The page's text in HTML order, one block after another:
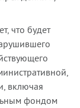
что будет
включая
фондом